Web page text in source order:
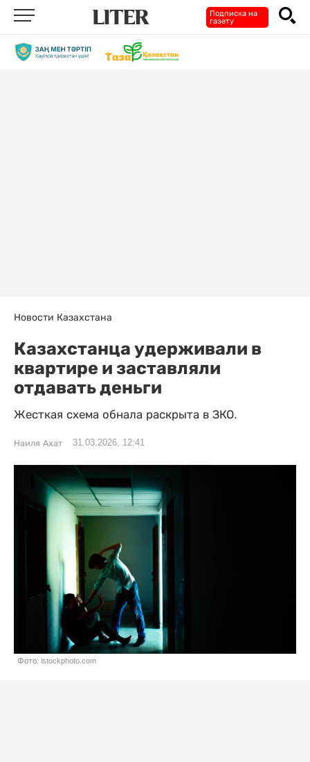
Подписка на
газету
Новости Казахстана
Казахстанца удерживали в
квартире и заставляли
отдавать деньги
Жесткая схема обнала раскрыта в ЗКО.
Наиля Ахат 31.03.2026, 12:41
Фото: istockphoto.com